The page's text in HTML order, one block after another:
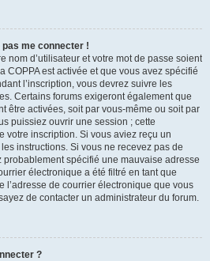
me connecter !
nom d’utilisateur et votre mot de passe soient
COPPA est activée et que vous avez spécifié
l’inscription, vous devrez suivre les
Certains forums exigeront également que
être activées, soit par vous-même ou soit par
puissiez ouvrir une session ; cette
votre inscription. Si vous aviez reçu un
instructions. Si vous ne recevez pas de
spécifié une mauvaise adresse
électronique a été filtré en tant que
l’adresse de courrier électronique que vous
de contacter un administrateur du forum.
?